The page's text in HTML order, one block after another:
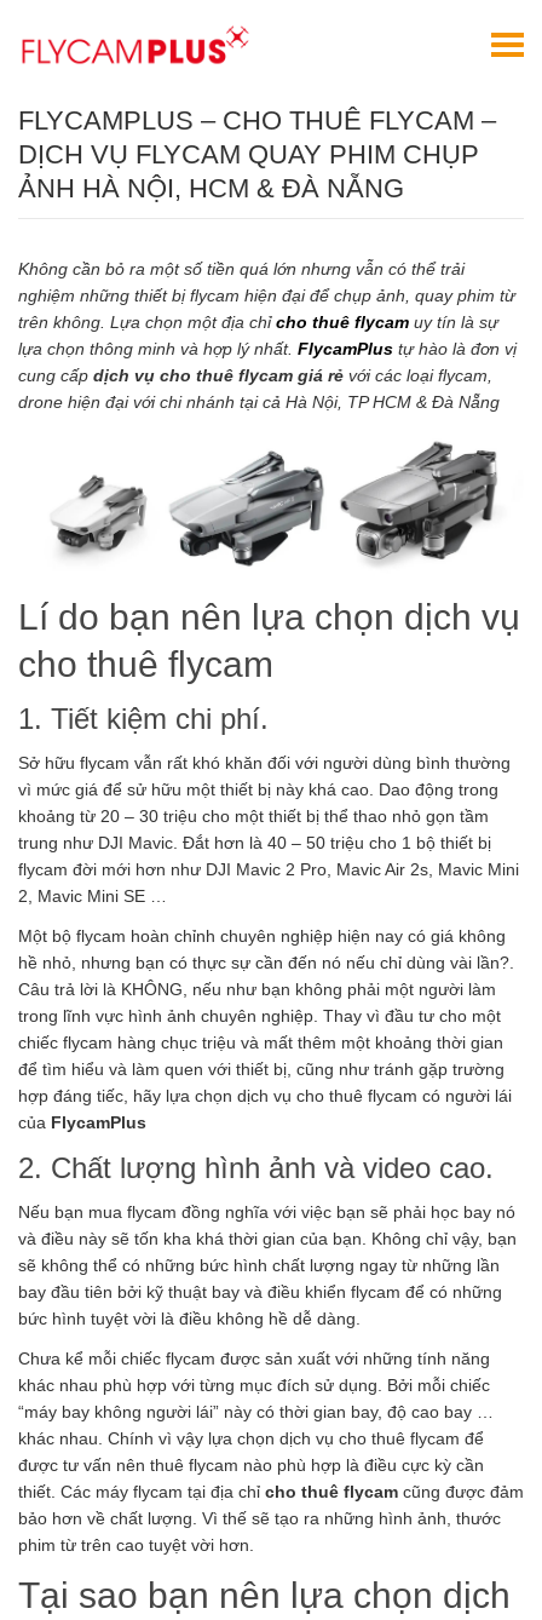
FLYCAMPLUS – CHO THUÊ FLYCAM –
DỊCH VỤ FLYCAM QUAY PHIM CHỤP
ẢNH HÀ NỘI, HCM & ĐÀ NẴNG
Không cần bỏ ra một số tiền quá lớn nhưng vẫn có thể trải
nghiệm những thiết bị flycam hiện đại để chụp ảnh, quay phim từ
trên không. Lựa chọn một địa chỉcho thuê flycam uy tín là sự
lựa chọn thông minh và hợp lý nhất. FlycamPlus tự hào là đơn vị
cung cấp dịch vụ cho thuê flycam giá rẻ với các loại flycam,
drone hiện đại với chi nhánh tại cả Hà Nội, TP HCM & Đà Nẵng
Lí do bạn nên lựa chọn dịch vụ
cho thuê flycam
1. Tiết kiệm chi phí.
Sở hữu flycam vẫn rất khó khăn đối với người dùng bình thường
vì mức giá để sử hữu một thiết bị này khá cao. Dao động trong
khoảng từ 20 – 30 triệu cho một thiết bị thể thao nhỏ gọn tầm
trung như DJI Mavic. Đắt hơn là 40 – 50 triệu cho 1 bộ thiết bị
flycam đời mới hơn như DJI Mavic 2 Pro, Mavic Air 2s, Mavic Mini
2, Mavic Mini SE …
Một bộ flycam hoàn chỉnh chuyên nghiệp hiện nay có giá không
hề nhỏ, nhưng bạn có thực sự cần đến nó nếu chỉ dùng vài lần?.
Câu trả lời là KHÔNG, nếu như bạn không phải một người làm
trong lĩnh vực hình ảnh chuyên nghiệp. Thay vì đầu tư cho một
chiếc flycam hàng chục triệu và mất thêm một khoảng thời gian
để tìm hiểu và làm quen với thiết bị, cũng như tránh gặp trường
hợp đáng tiếc, hãy lựa chọn dịch vụ cho thuê flycam có người lái
của FlycamPlus
2. Chất lượng hình ảnh và video cao.
Nếu bạn mua flycam đồng nghĩa với việc bạn sẽ phải học bay nó
và điều này sẽ tốn kha khá thời gian của bạn. Không chỉ vậy, bạn
sẽ không thể có những bức hình chất lượng ngay từ những lần
bay đầu tiên bởi kỹ thuật bay và điều khiển flycam để có những
bức hình tuyệt vời là điều không hề dễ dàng.
Chưa kể mỗi chiếc flycam được sản xuất với những tính năng
khác nhau phù hợp với từng mục đích sử dụng. Bởi mỗi chiếc
“máy bay không người lái” này có thời gian bay, độ cao bay …
khác nhau. Chính vì vậy lựa chọn dịch vụ cho thuê flycam để
được tư vấn nên thuê flycam nào phù hợp là điều cực kỳ cần
thiết. Các máy flycam tại địa chỉ cho thuê flycam cũng được đảm
bảo hơn về chất lượng. Vì thế sẽ tạo ra những hình ảnh, thước
phim từ trên cao tuyệt vời hơn.
Tại sao bạn nên lựa chọn dịch